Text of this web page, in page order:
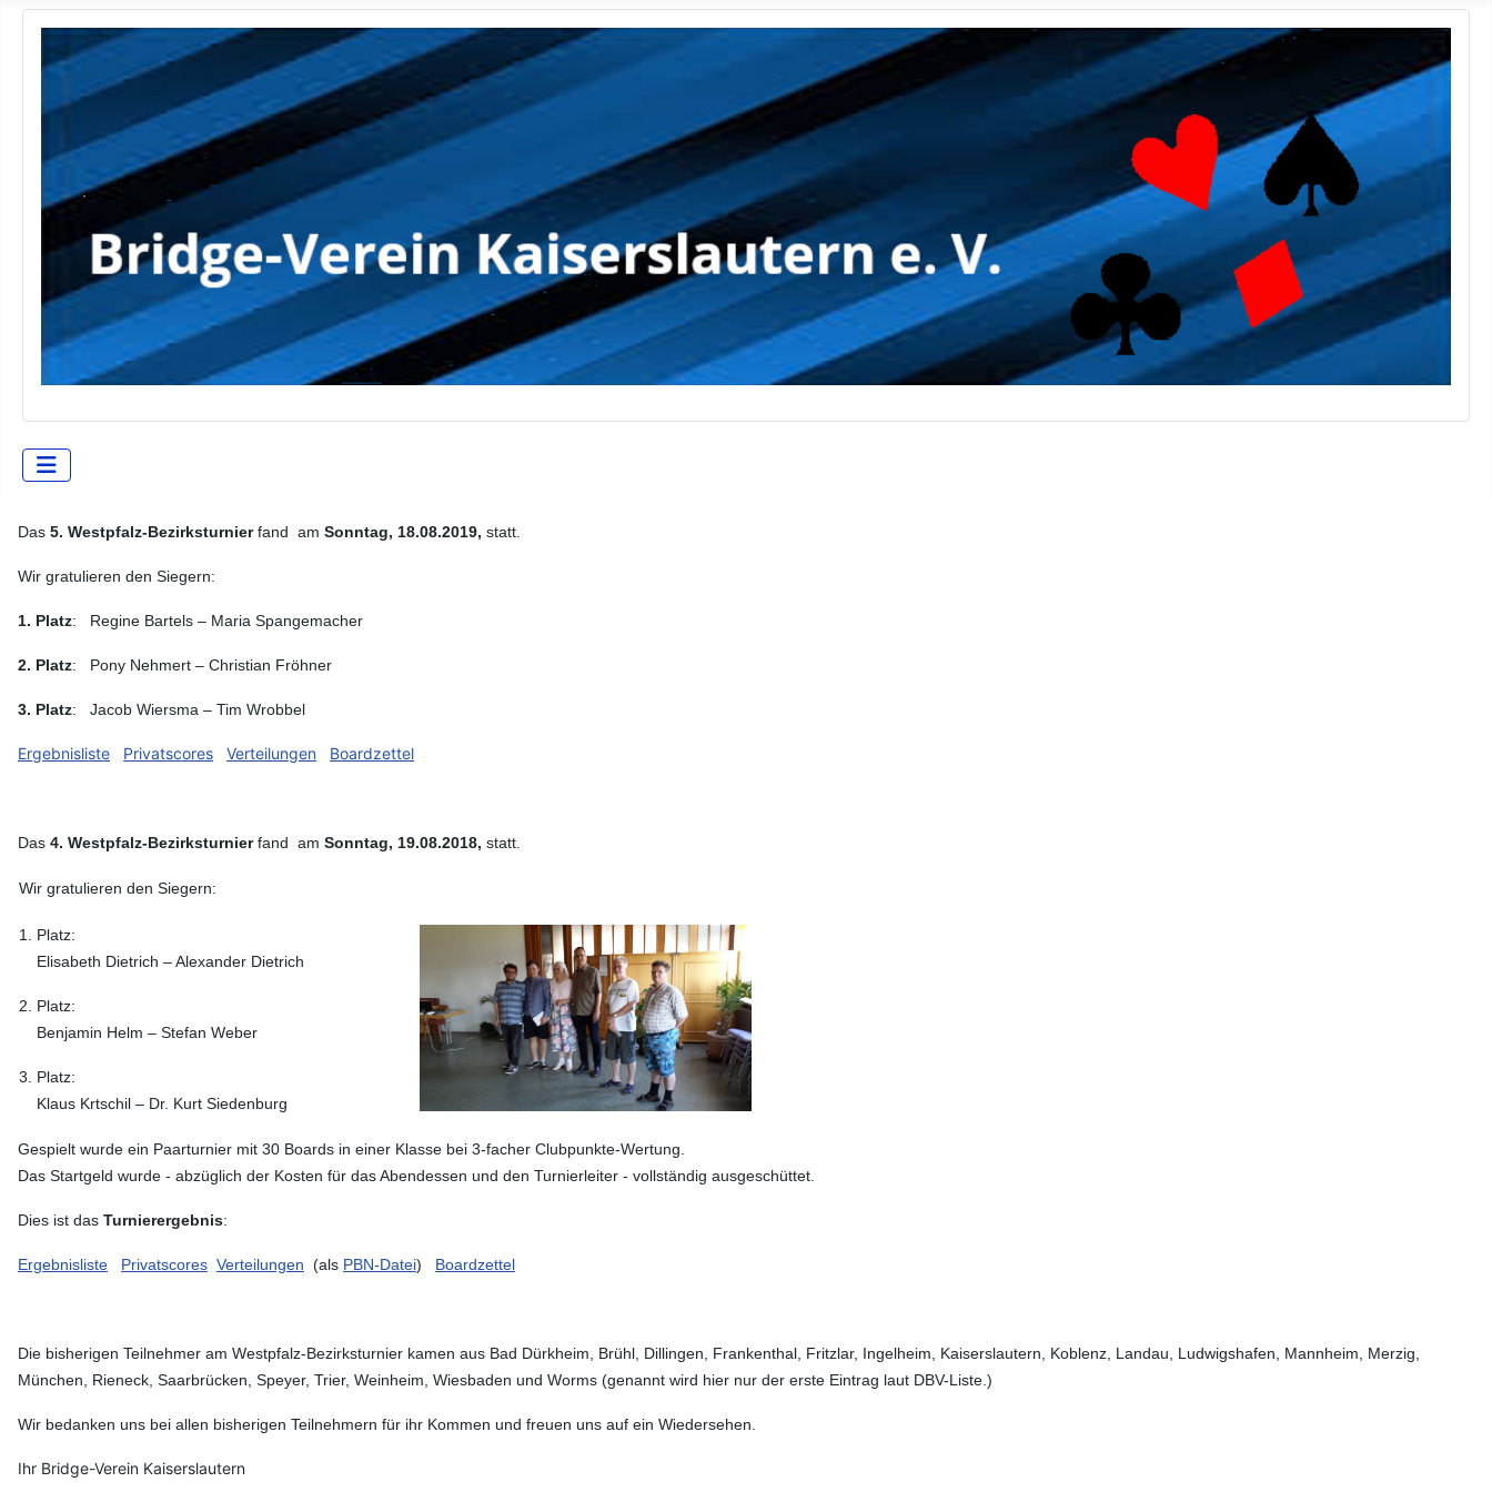
Das 5. Westpfalz-Bezirksturnierfand am Sonntag, 18.08.2019, statt.
Wir gratulieren den Siegern:
1. Platz: Regine Bartels – Maria Spangemacher
2. Platz: Pony Nehmert – Christian Fröhner
3. Platz: Jacob Wiersma – Tim Wrobbel
Ergebnisliste Privatscores Verteilungen Boardzettel
Das 4. Westpfalz-Bezirksturnierfand am Sonntag, 19.08.2018, statt.
Wir gratulieren den Siegern:
1. Platz:
Elisabeth Dietrich – Alexander Dietrich
2. Platz:
Benjamin Helm – Stefan Weber
3. Platz:
Klaus Krtschil – Dr. Kurt Siedenburg
Gespielt wurde ein Paarturnier mit 30 Boards in einer Klasse bei 3-facher Clubpunkte-Wertung.
Das Startgeld wurde - abzüglich der Kosten für das Abendessen und den Turnierleiter - vollständig ausgeschüttet
Dies ist das Turnierergebnis:
Ergebnisliste Privatscores Verteilungen (als PBN-Datei) Boardzettel
Die bisherigen Teilnehmer am Westpfalz-Bezirksturnier kamen aus Bad Dürkheim, Brühl, Dillingen, Frankenthal, Fritzlar, Ingelheim, Kaiserslautern, Koblenz, Landau, Ludwigshafen, Mannheim, Merzig,
München, Rieneck, Saarbrücken, Speyer, Trier, Weinheim, Wiesbaden und Worms (genannt wird hier nur der erste Eintrag laut DBV-Liste.)
Wir bedanken uns bei allen bisherigen Teilnehmern für ihr Kommen und freuen uns auf ein Wiedersehen.
Ihr Bridge-Verein Kaiserslautern